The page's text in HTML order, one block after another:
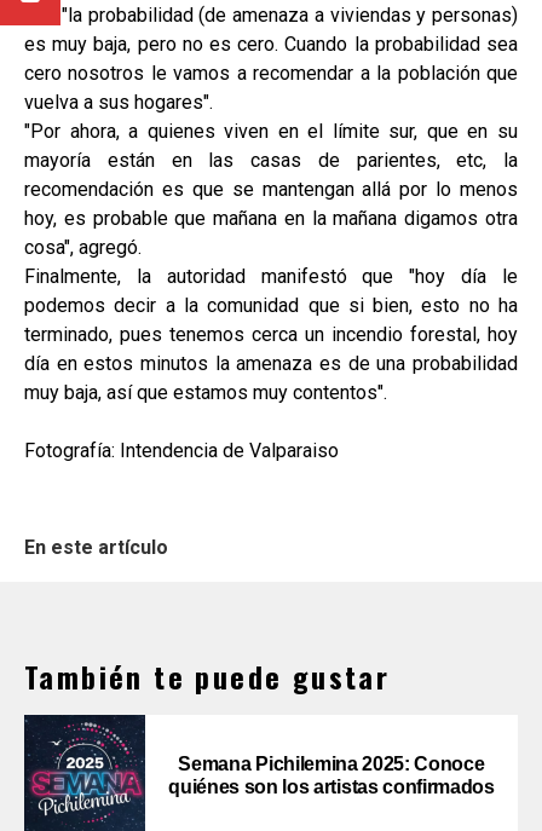
que "la probabilidad (de amenaza a viviendas y personas)
es muy baja, pero no es cero. Cuando la probabilidad sea
cero nosotros le vamos a recomendar a la población que
vuelva a sus hogares".
"Por ahora, a quienes viven en el límite sur, que en su
mayoría están en las casas de parientes, etc, la
recomendación es que se mantengan allá por lo menos
hoy, es probable que mañana en la mañana digamos otra
cosa", agregó.
Finalmente, la autoridad manifestó que "hoy día le
podemos decir a la comunidad que si bien, esto no ha
terminado, pues tenemos cerca un incendio forestal, hoy
día en estos minutos la amenaza es de una probabilidad
muy baja, así que estamos muy contentos".
Fotografía: Intendencia de Valparaiso
En este artículo
También te puede gustar
Semana Pichilemina 2025: Conoce
quiénes son los artistas confirmados